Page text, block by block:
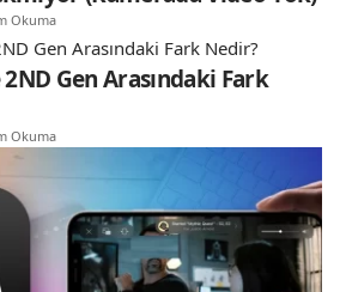
Okuma
Gen Arasındaki Fark
Okuma